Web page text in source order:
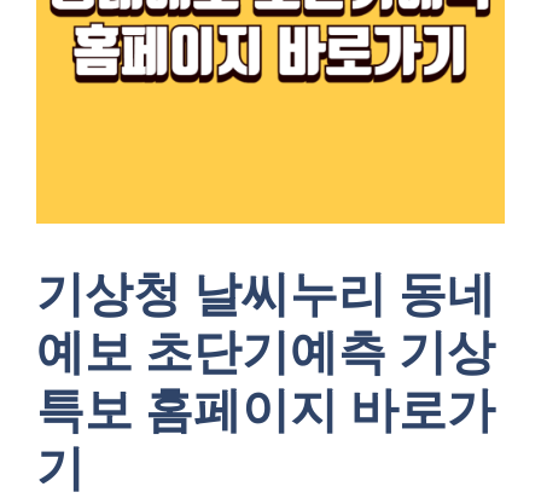
기상청 날씨누리 동네
예보 초단기예측 기상
특보 홈페이지 바로가
기